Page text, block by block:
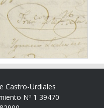
Castro-Urdiales
Nº 1 39470